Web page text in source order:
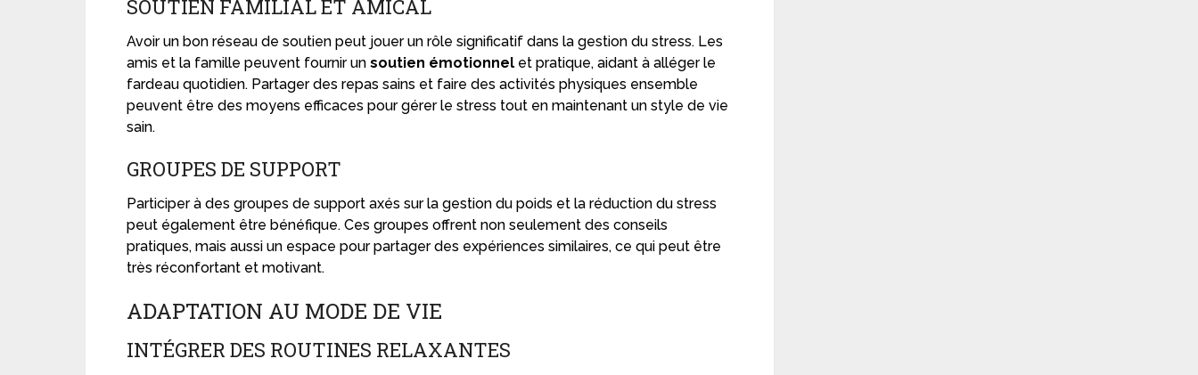
SOUTIEN FAMILIAL ET AMICAL
Avoir un bon réseau de soutien peut jouer un rôle significatif dans la gestion du stress. Les
amis et la famille peuvent fournir un soutien émotionnel et pratique, aidant à alléger le
fardeau quotidien. Partager des repas sains et faire des activités physiques ensemble
peuvent être des moyens efficaces pour gérer le stress tout en maintenant un style de vie
sain.
GROUPES DE SUPPORT
Participer à des groupes de support axés sur la gestion du poids et la réduction du stress
peut également être bénéfique. Ces groupes offrent non seulement des conseils
pratiques, mais aussi un espace pour partager des expériences similaires, ce qui peut être
très réconfortant et motivant.
ADAPTATION AU MODE DE VIE
INTÉGRER DES ROUTINES RELAXANTES